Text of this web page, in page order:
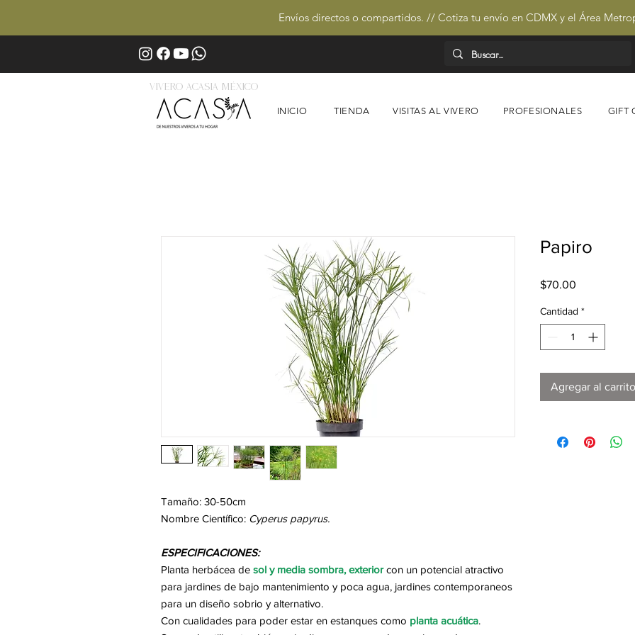
Envíos directos o compartidos. // Cotiza tu envío en CDMX y el Área
Vivero Acasia MÉxico
INICIO TIENDA VISITAS AL VIVERO PROFESIONALES GIFT
Tamaño: 30-50cm
Nombre Científico: Cyperus papyrus.
ESPECIFICACIONES:
Planta herbácea de sol y media sombra, exteriorcon un potencial atractivo
para jardines de bajo mantenimiento y poca agua, jardines contemporaneos
para un diseño sobrio y alternativo.
Con cualidades para poder estar en estanques como planta acuática.
Papiro
$70.00
Cantidad *
Agregar al carrito